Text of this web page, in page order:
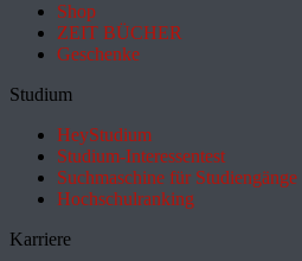
Shop
ZEIT BÜCHER
Geschenke
Studium
HeyStudium
Studium-Interessentest
Suchmaschine für Studiengänge
Hochschulranking
Karriere